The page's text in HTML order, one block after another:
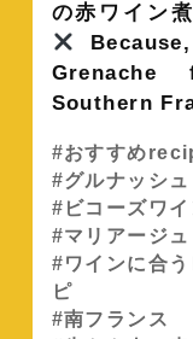
の赤ワイン
Grenache
Southern
おすすめ
グルナッシュ
ビコーズワイ
マリアージュ
ワインに合
ピ
南フランス